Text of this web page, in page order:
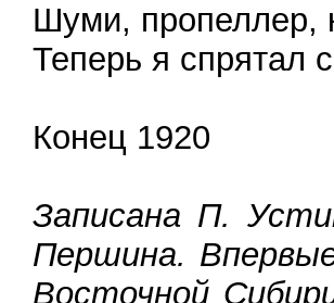
Шуми, пропеллер,
Теперь я спрятал
Конец 1920
Записана П.
Першина.
Восточной